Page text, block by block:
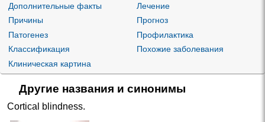
Дополнительные факты
Причины
Патогенез
Классификация
Клиническая картина
Лечение
Прогноз
Профилактика
Похожие заболевания
Другие названия и синонимы
Cortical blindness.